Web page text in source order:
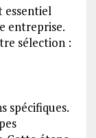
essentiel
entreprise.
sélection :
spécifiques.